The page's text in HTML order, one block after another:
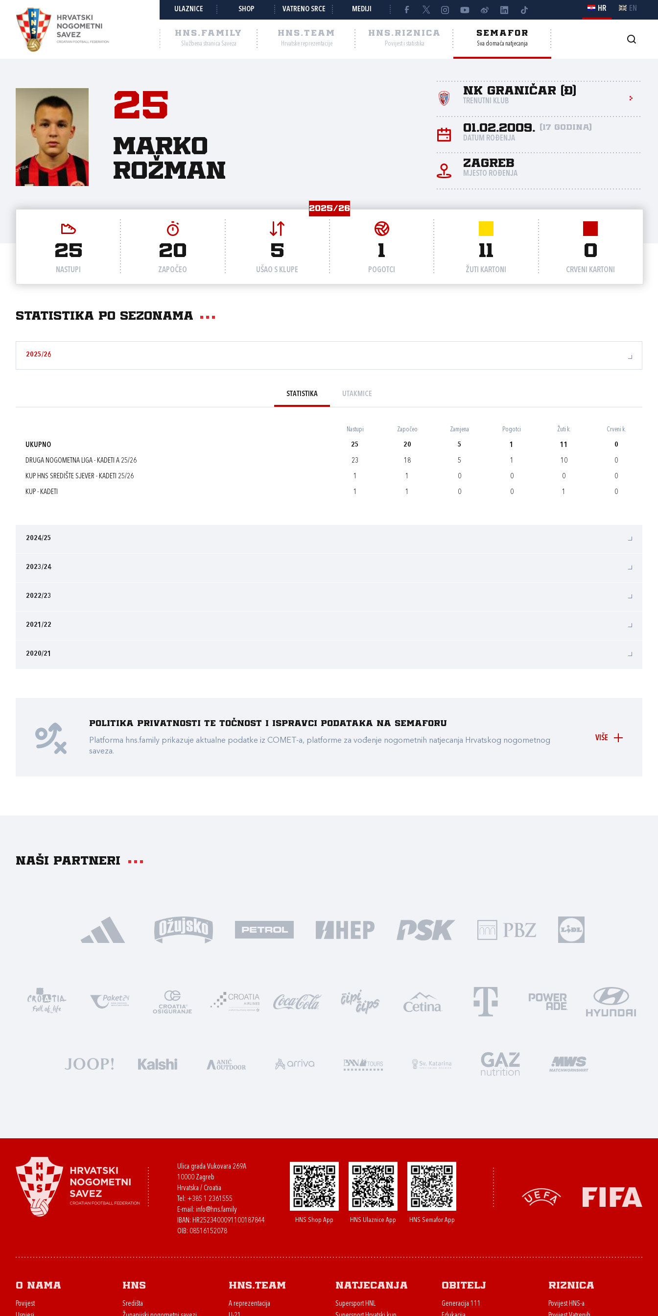
ULAZNICE SHOP VATRENO SRCE MEDIJI HR EN
HNS.FAMILY
Službena stranica Saveza
HNS.TEAM
Hrvatske reprezentacije
HNS.RIZNICA
Povijest i statistika
SEMAFOR
Sva domaća natjecanja
25
Marko
Rožman
NK Graničar (Đ)
TRENUTNI KLUB
01.02.2009. (17 godina)
DATUM ROĐENJA
Zagreb
MJESTO ROĐENJA
2025/26
25
NASTUPI
20
ZAPOČEO
5
UŠAO S KLUPE
1
POGOTCI
11
ŽUTI KARTONI
0
CRVENI KARTONI
Statistika po sezonama
2025/26
STATISTIKA UTAKMICE
Nastupi Započeo Zamjena Pogotci Žuti k. Crveni k.
UKUPNO 25 20 5 1 11 0
DRUGA NOGOMETNA LIGA - KADETI A 25/26 23 18 5 1 10 0
KUP HNS SREDIŠTE SJEVER - KADETI 25/26 1 1 0 0 0 0
KUP - KADETI 1 1 0 0 1 0
2024/25
2023/24
2022/23
2021/22
2020/21
VIŠE
Politika privatnosti te točnost i ispravci podataka na Semaforu
Platforma hns.family prikazuje aktualne podatke iz COMET-a, platforme za vođenje nogometnih natjecanja Hrvatskog nogometnog
saveza.
Naši partneri
Ulica grada Vukovara 269A
10000 Zagreb
Hrvatska / Croatia
Tel: +385 1 2361555
E-mail: info@hns.family
IBAN: HR2523400091100187844
OIB: 08516152078
HNS Shop App HNS Ulaznice App HNS Semafor App
O nama
Povijest
HNS
Središta
HNS.team
A reprezentacija
Natjecanja
Supersport HNL
Obitelj
Generacija 111
Riznica
Povijest HNS-a